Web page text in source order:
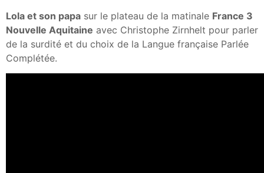
Lola et son papa sur le plateau de la matinale France 3
Nouvelle Aquitaine avec Christophe Zirnhelt pour parler
de la surdité et du choix de la Langue française Parlée
Complétée.